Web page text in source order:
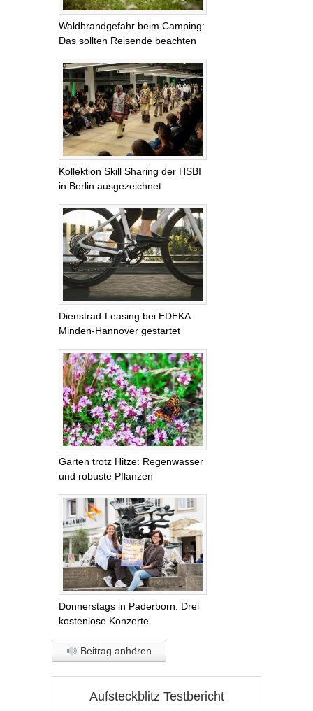
Waldbrandgefahr beim Camping:
Das sollten Reisende beachten
Kollektion Skill Sharing der HSBI
in Berlin ausgezeichnet
Dienstrad-Leasing bei EDEKA
Minden-Hannover gestartet
Gärten trotz Hitze: Regenwasser
und robuste Pflanzen
Donnerstags in Paderborn: Drei
kostenlose Konzerte
Beitrag anhören
Aufsteckblitz Testbericht